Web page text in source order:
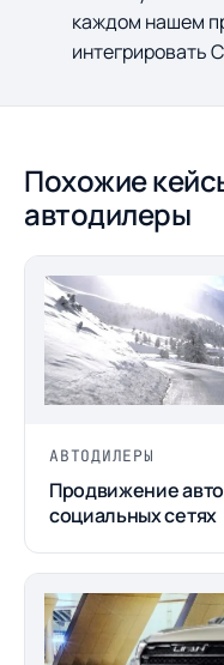
каждом нашем
интегрировать
Похожие
автодилеры
АВТОДИЛЕРЫ
Продвижение
социальных сетях